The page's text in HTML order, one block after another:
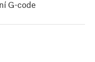
G-code